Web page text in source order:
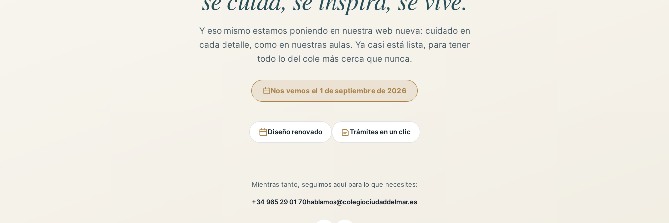
Y eso mismo estamos poniendo en nuestra web nueva: cuidado en
cada detalle, como en nuestras aulas. Ya casi está lista, para tener
todo lo del cole más cerca que nunca.
Nos vemos el 1 de septiembre de 2026
Diseño renovado Trámites en un clic
Mientras tanto, seguimos aquí para lo que necesites:
+34 965 29 01 70hablamos@colegiociudaddelmar.es